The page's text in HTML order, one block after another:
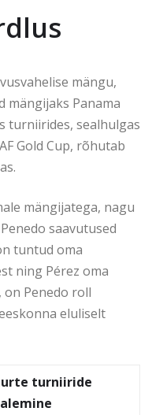
mängu,
mängijaks Panama
turniirides, sealhulgas
Gold Cup, rõhutab
mängijatega, nagu
saavutused
tuntud oma
ning Pérez oma
Penedo roll
eluliselt
turniiride